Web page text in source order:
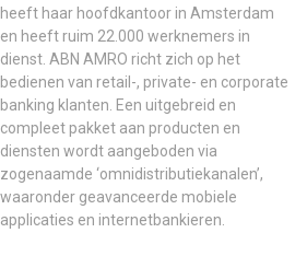
heeft haar hoofdkantoor in Amsterdam
en heeft ruim 22.000 werknemers in
dienst. ABN AMRO richt zich op het
bedienen van retail-, private- en corporate
banking klanten. Een uitgebreid en
compleet pakket aan producten en
diensten wordt aangeboden via
zogenaamde ‘omnidistributiekanalen’,
waaronder geavanceerde mobiele
applicaties en internetbankieren.